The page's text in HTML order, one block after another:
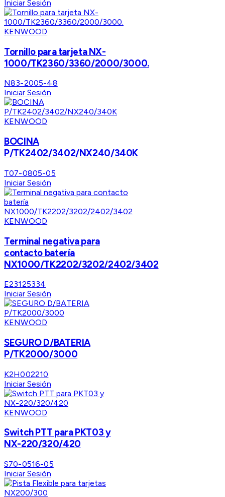
Iniciar Sesión
KENWOOD
Tornillo para tarjeta NX-
1000/TK2360/3360/2000/3000.
N83-2005-48
Iniciar Sesión
KENWOOD
BOCINA
P/TK2402/3402/NX240/340K
T07-0805-05
Iniciar Sesión
KENWOOD
Terminal negativa para
contacto batería
NX1000/TK2202/3202/2402/3402
E23125334
Iniciar Sesión
KENWOOD
SEGURO D/BATERIA
P/TK2000/3000
K2H002210
Iniciar Sesión
KENWOOD
Switch PTT para PKT03 y
NX-220/320/420
S70-0516-05
Iniciar Sesión